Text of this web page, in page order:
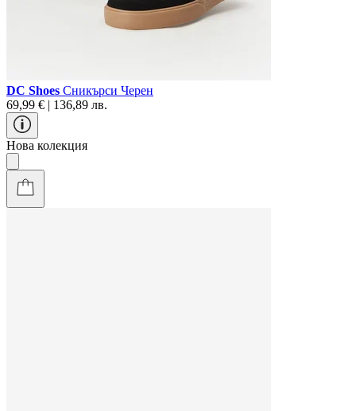
DC Shoes Сникърси Черен
69,99 € | 136,89 лв.
Нова колекция